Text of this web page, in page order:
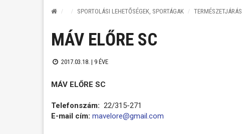
SPORTOLÁSI LEHETŐSÉGEK, SPORTÁGAK TERMÉSZETJÁRÁS
MÁV ELŐRE SC
2017.03.18. | 9 ÉVE
MÁV ELŐRE SC
Telefonszám: 22/315-271
E-mail cím: mavelore@gmail.com